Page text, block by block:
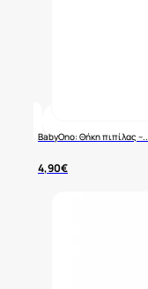
BabyOno: Θήκη πιπίλας –..
4,90€